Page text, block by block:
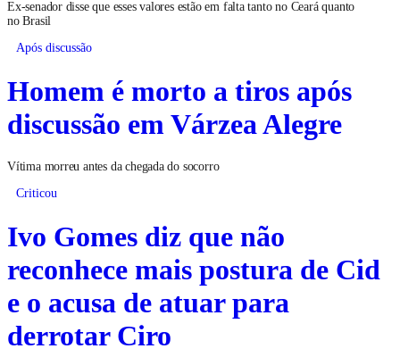
Ex-senador disse que esses valores estão em falta tanto no Ceará quanto
no Brasil
Após discussão
Homem é morto a tiros após
discussão em Várzea Alegre
Vítima morreu antes da chegada do socorro
Criticou
Ivo Gomes diz que não
reconhece mais postura de Cid
e o acusa de atuar para
derrotar Ciro